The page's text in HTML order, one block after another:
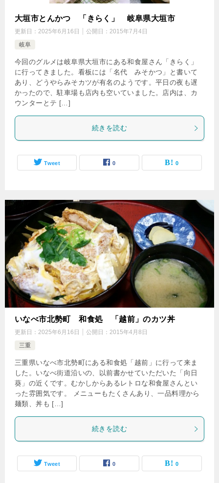
大垣市とんかつ 「きらく」 岐阜県大垣市
更新日： 2025年6月16日 公開日： 2015年7月4日
岐阜
今回のグルメは岐阜県大垣市にある和食屋さん「きらく」
に行ってきました。看板には「名代 みそかつ」と書いて
あり、どうやらみそカツが有名のようです。平日の夜も遅
かったので、駐車場も店内も空いていました。店内は、カ
ウンターとテ […]
続きを読む
Tweet 0 0
いなべ市北勢町 和食処 「越前」のカツ丼
更新日： 2025年6月16日 公開日： 2015年4月8日
三重
三重県いなべ市北勢町にある和食処「越前」に行って来ま
した。いなべ街道沿いの、以前書かせていただいた「向日
葵」の近くです。むかしからあるレトロな和食屋さんとい
った雰囲気です。 メニューもたくさんあり、一品料理から
麺類、丼も […]
続きを読む
Tweet 0 0